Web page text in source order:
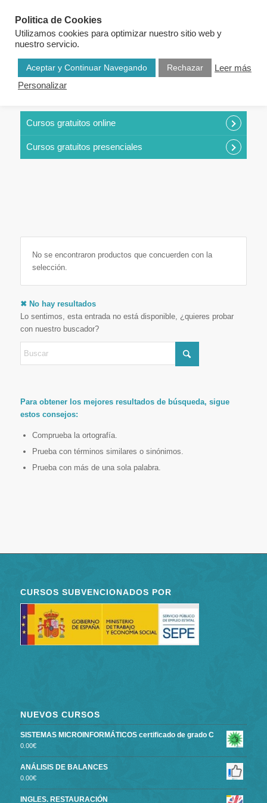
Cursos gratuitos online
Cursos gratuitos presenciales
No se encontraron productos que concuerden con la
selección.
✖ No hay resultados
Lo sentimos, esta entrada no está disponible, ¿quieres probar
con nuestro buscador?
Para obtener los mejores resultados de búsqueda, sigue
estos consejos:
Comprueba la ortografía.
Prueba con términos similares o sinónimos.
Prueba con más de una sola palabra.
CURSOS SUBVENCIONADOS POR
NUEVOS CURSOS
SISTEMAS MICROINFORMÁTICOS certificado de grado C
0.00€
ANÁLISIS DE BALANCES
0.00€
INGLES. RESTAURACIÓN
Politica de Cookies
Utilizamos cookies para optimizar nuestro sitio web y
nuestro servicio.
Aceptar y Continuar Navegando Rechazar
Leer más
Personalizar